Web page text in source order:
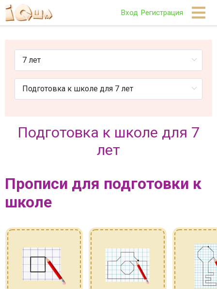
Вход Регистрация
Подготовка к школе для 7
лет
Прописи для подготовки к
школе